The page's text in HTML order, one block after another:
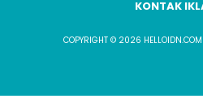
KONTAK
COPYRIGHT © 2026